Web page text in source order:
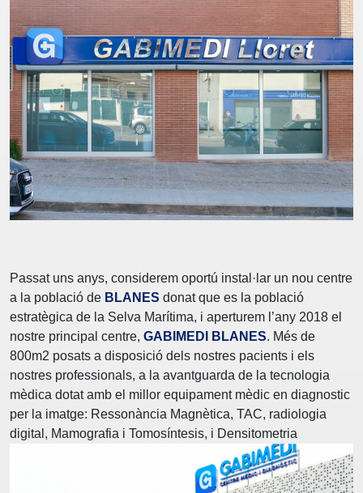
Passat uns anys, considerem oportú instal·lar un nou centre
a la població de BLANES donat que es la població
estratègica de la Selva Marítima, i aperturem l’any 2018 el
nostre principal centre, GABIMEDI BLANES. Més de
800m2 posats a disposició dels nostres pacients i els
nostres professionals, a la avantguarda de la tecnologia
mèdica dotat amb el millor equipament mèdic en diagnostic
per la imatge: Ressonància Magnètica, TAC, radiologia
digital, Mamografia i Tomosíntesis, i Densitometria